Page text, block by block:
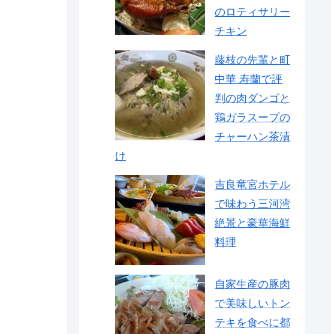
のロティサリー
チキン
藤枝の先輩と町
中華 寿蘭で評
判の肉ダンゴと
鶏ガラスープの
チャーハン茶漬
け
吉良竜宮ホテル
で味わう三河湾
絶景と豪華海鮮
料理
自家生産の豚肉
で美味しいトン
テキを食べに都